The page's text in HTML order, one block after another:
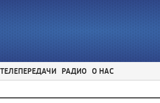
ТЕЛЕПЕРЕДАЧИ РАДИО О НАС